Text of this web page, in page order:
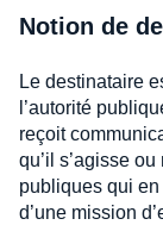
Notion de
Le destinataire
l’autorité
reçoit
qu’il s’agisse
publiques qui
d’une mission